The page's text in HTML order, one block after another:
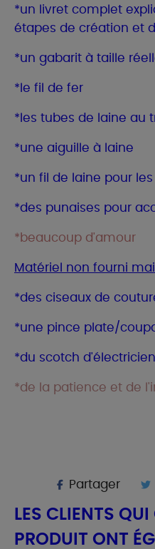
*un livret complet
étapes de création et
*un gabarit à taille
*le fil de fer
*les tubes de laine au
*une aiguille à laine
*un fil de laine pour
*des punaises pour
*beaucoup d'amour
Matériel non fourni
*des ciseaux de
*une pince plate/
*du scotch
*de la patience et de
Partager
LES CLIENTS
PRODUIT ONT